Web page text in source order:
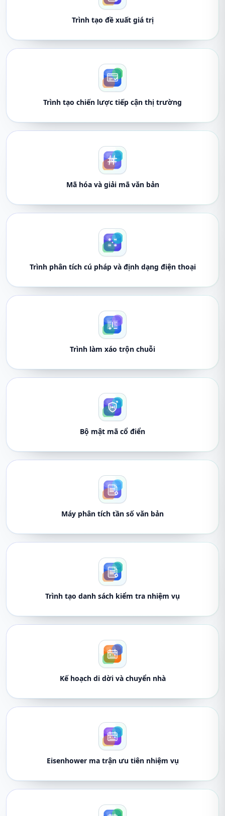
Trình tạo đề xuất giá trị
Trình tạo chiến lược tiếp cận thị trường
Mã hóa và giải mã văn bản
Trình phân tích cú pháp và định dạng điện thoại
Trình làm xáo trộn chuỗi
Bộ mật mã cổ điển
Máy phân tích tần số văn bản
Trình tạo danh sách kiểm tra nhiệm vụ
Kế hoạch di dời và chuyển nhà
Eisenhower ma trận ưu tiên nhiệm vụ